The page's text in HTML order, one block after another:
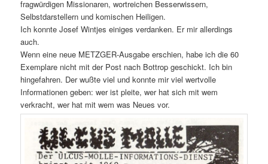
fragwürdigen Missionaren, wortreichen Besserwissern,
Selbstdarstellern und komischen Heiligen.
Ich konnte Josef Wintjes einiges verdanken. Er mir allerdings
auch.
Wenn eine neue METZGER-Ausgabe erschien, habe ich die 60
Exemplare nicht mit der Post nach Bottrop geschickt. Ich bin
hingefahren. Der wußte viel und konnte mir viel wertvolle
Informationen geben: wer ist pleite, wer hat sich mit wem
verkracht, wer hat mit wem was Neues vor.